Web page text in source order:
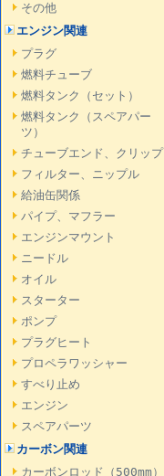
その他
エンジン関連
プラグ
燃料チューブ
燃料タンク（セット）
燃料タンク（スペアパー
ツ）
チューブエンド、クリップ
フィルター、ニップル
給油缶関係
パイプ、マフラー
エンジンマウント
ニードル
オイル
スターター
ポンプ
プラグヒート
プロペラワッシャー
すべり止め
エンジン
スペアパーツ
カーボン関連
カーボンロッド（500mm）